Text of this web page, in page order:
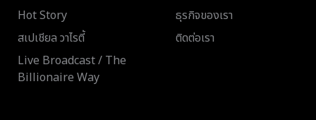
Hot Story
สเปเชียล วาไรตี้
Live Broadcast / The
Billionaire Way
ธุรกิจของเรา
ติดต่อเรา